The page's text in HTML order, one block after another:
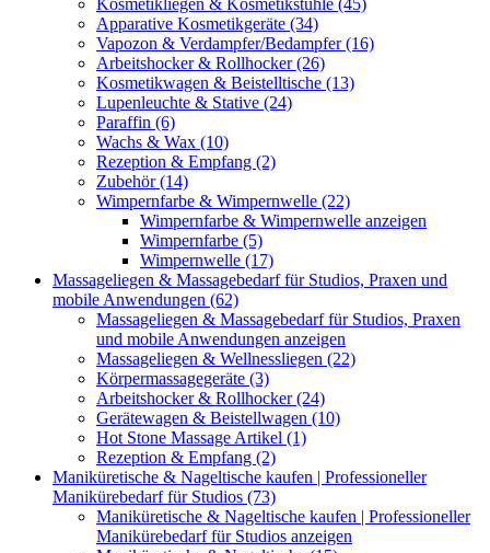
Kosmetikliegen & Kosmetikstühle (45)
Apparative Kosmetikgeräte (34)
Vapozon & Verdampfer/Bedampfer (16)
Arbeitshocker & Rollhocker (26)
Kosmetikwagen & Beistelltische (13)
Lupenleuchte & Stative (24)
Paraffin (6)
Wachs & Wax (10)
Rezeption & Empfang (2)
Zubehör (14)
Wimpernfarbe & Wimpernwelle (22)
Wimpernfarbe & Wimpernwelle anzeigen
Wimpernfarbe (5)
Wimpernwelle (17)
Massageliegen & Massagebedarf für Studios, Praxen und
mobile Anwendungen (62)
Massageliegen & Massagebedarf für Studios, Praxen
und mobile Anwendungen anzeigen
Massageliegen & Wellnessliegen (22)
Körpermassagegeräte (3)
Arbeitshocker & Rollhocker (24)
Gerätewagen & Beistellwagen (10)
Hot Stone Massage Artikel (1)
Rezeption & Empfang (2)
Maniküretische & Nageltische kaufen | Professioneller
Manikürebedarf für Studios (73)
Maniküretische & Nageltische kaufen | Professioneller
Manikürebedarf für Studios anzeigen